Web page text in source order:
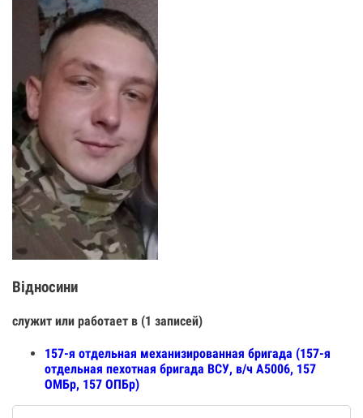
Відносини
служит или работает в (1 записей)
157-я отдельная механизированная бригада (157-я
отдельная пехотная бригада ВСУ, в/ч А5006, 157
ОМБр, 157 ОПБр)